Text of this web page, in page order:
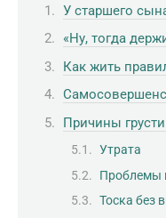
У старшего
«Ну, тогда
Как жить
Причины
Утрата
Проблемы
Тоска без